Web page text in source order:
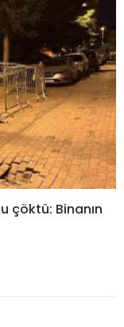
çöktü: Binanın